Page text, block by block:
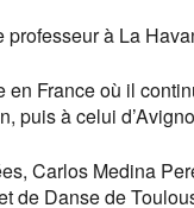
professeur à La
en France où il
puis à celui
Carlos Medina
de Danse de